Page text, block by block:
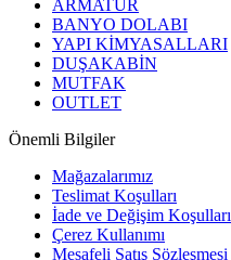
ARMATÜR
BANYO DOLABI
YAPI KİMYASALLARI
DUŞAKABİN
MUTFAK
OUTLET
Önemli Bilgiler
Mağazalarımız
Teslimat Koşulları
İade ve Değişim Koşulları
Çerez Kullanımı
Mesafeli Satış Sözleşmesi